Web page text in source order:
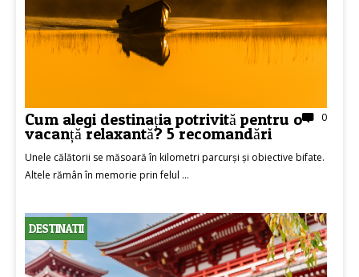
0
Cum alegi destinația potrivită pentru o
vacanță relaxantă? 5 recomandări
Unele călătorii se măsoară în kilometri parcurși și obiective bifate.
Altele rămân în memorie prin felul ...
DESTINATII